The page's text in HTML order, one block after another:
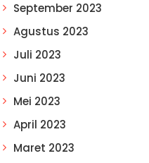
September 2023
Agustus 2023
Juli 2023
Juni 2023
Mei 2023
April 2023
Maret 2023